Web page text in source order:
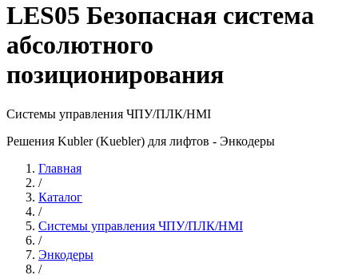
LES05 Безопасная система
абсолютного
позиционирования
Системы управления ЧПУ/ПЛК/HMI
Решения Kubler (Kuebler) для лифтов - Энкодеры
Главная
/
Каталог
/
Системы управления ЧПУ/ПЛК/HMI
/
Энкодеры
/